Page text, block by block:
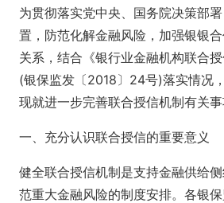
为贯彻落实党中央、国务院决策部
置，防范化解金融风险，加强银银
关系，结合《银行业金融机构联合授
(银保监发〔2018〕24号)落实情况
现就进一步完善联合授信机制有关事
一、充分认识联合授信的重要意义
健全联合授信机制是支持金融供给
范重大金融风险的制度安排。各银